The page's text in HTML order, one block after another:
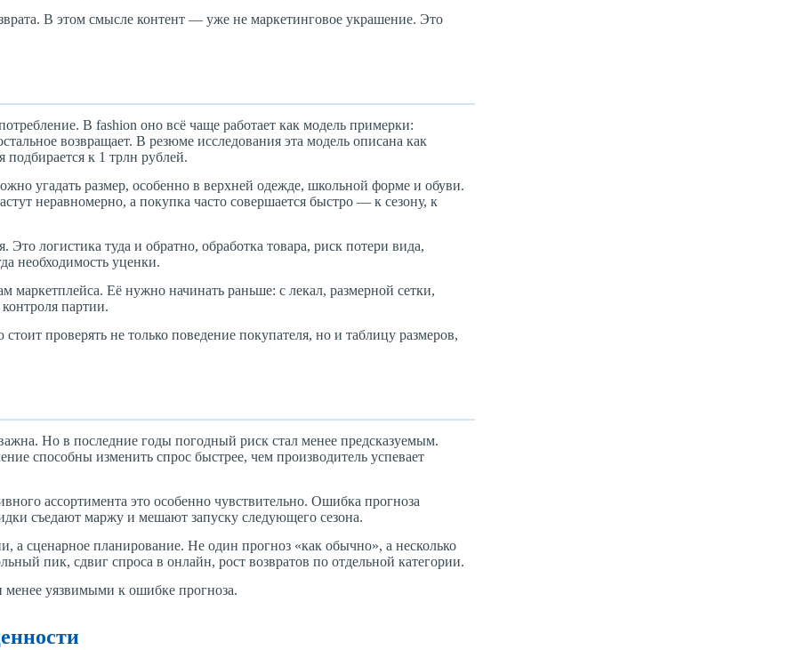
В этом смысле контент — уже не маркетинговое украшение. Это
В fashion оно всё чаще работает как модель примерки:
возвращает. В резюме исследования эта модель описана как
подбирается к 1 трлн рублей.
угадать размер, особенно в верхней одежде, школьной форме и обуви.
неравномерно, а покупка часто совершается быстро — к сезону, к
логистика туда и обратно, обработка товара, риск потери вида,
необходимость уценки.
маркетплейса. Её нужно начинать раньше: с лекал, размерной сетки,
партии.
проверять не только поведение покупателя, но и таблицу размеров,
Но в последние годы погодный риск стал менее предсказуемым.
способны изменить спрос быстрее, чем производитель успевает
ассортимента это особенно чувствительно. Ошибка прогноза
съедают маржу и мешают запуску следующего сезона.
сценарное планирование. Не один прогноз «как обычно», а несколько
пик, сдвиг спроса в онлайн, рост возвратов по отдельной категории.
менее уязвимыми к ошибке прогноза.